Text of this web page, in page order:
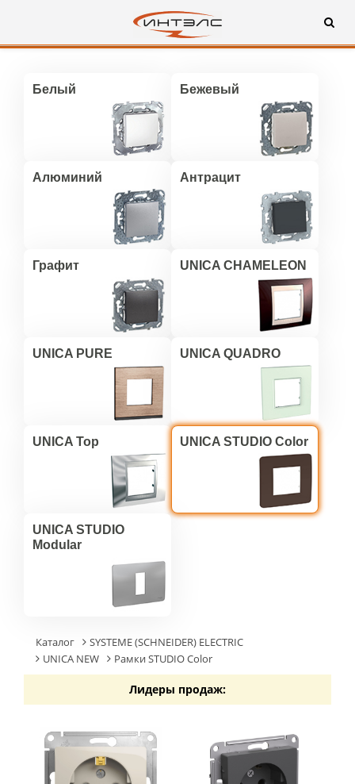
Белый Бежевый
Алюминий Антрацит
Графит UNICA CHAMELEON
UNICA PURE UNICA QUADRO
UNICA Top UNICA STUDIO Color
UNICA STUDIO
Modular
Каталог
SYSTEME (SCHNEIDER) ELECTRIC
UNICA NEW
Рамки STUDIO Color
Лидеры продаж: